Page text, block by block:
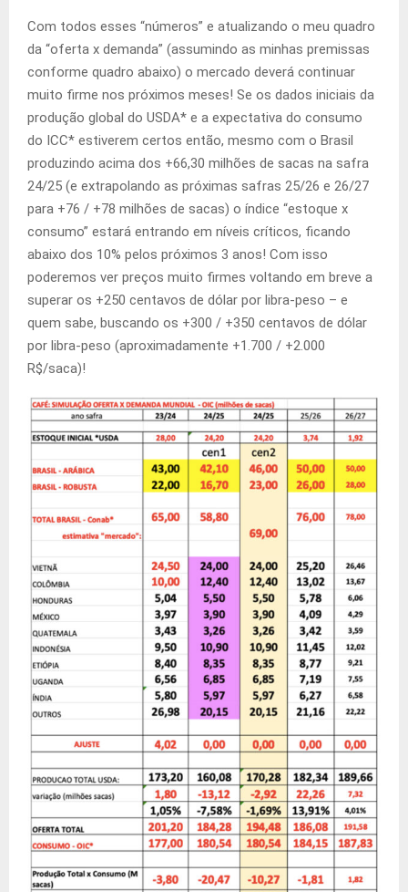
Com todos esses “números” e atualizando o meu quadro
da “oferta x demanda” (assumindo as minhas premissas
conforme quadro abaixo) o mercado deverá continuar
muito firme nos próximos meses! Se os dados iniciais da
produção global do USDA* e a expectativa do consumo
do ICC* estiverem certos então, mesmo com o Brasil
produzindo acima dos +66,30 milhões de sacas na safra
24/25 (e extrapolando as próximas safras 25/26 e 26/27
para +76 / +78 milhões de sacas) o índice “estoque x
consumo” estará entrando em níveis críticos, ficando
abaixo dos 10% pelos próximos 3 anos! Com isso
poderemos ver preços muito firmes voltando em breve a
superar os +250 centavos de dólar por libra-peso – e
quem sabe, buscando os +300 / +350 centavos de dólar
por libra-peso (aproximadamente +1.700 / +2.000
R$/saca)!